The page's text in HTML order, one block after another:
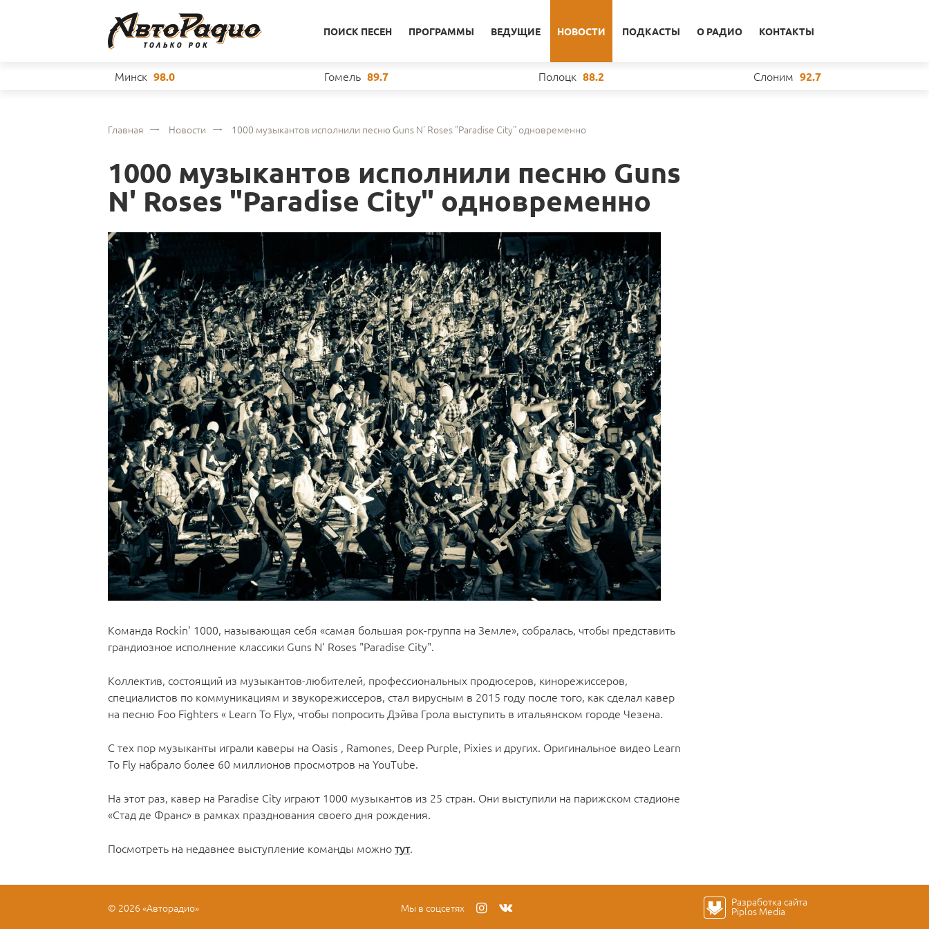
ПОИСК ПЕСЕН ПРОГРАММЫ ВЕДУЩИЕ НОВОСТИ ПОДКАСТЫ О РАДИО КОНТАКТЫ
Минск 98.0 Гомель 89.7 Полоцк 88.2 Слоним 92.7
Главная Новости 1000 музыкантов исполнили песню Guns N' Roses "Paradise City" одновременно
1000 музыкантов исполнили песню Guns
N' Roses "Paradise City" одновременно
Команда Rockin' 1000, называющая себя «самая большая рок-группа на Земле», собралась, чтобы представить
грандиозное исполнение классики Guns N' Roses "Paradise City".
Коллектив, состоящий из музыкантов-любителей, профессиональных продюсеров, кинорежиссеров,
специалистов по коммуникациям и звукорежиссеров, стал вирусным в 2015 году после того, как сделал кавер
на песню Foo Fighters « Learn To Fly», чтобы попросить Дэйва Грола выступить в итальянском городе Чезена.
С тех пор музыканты играли каверы на Oasis , Ramones, Deep Purple, Pixies и других. Оригинальное видео Learn
To Fly набрало более 60 миллионов просмотров на YouTube.
На этот раз, кавер на Paradise City играют 1000 музыкантов из 25 стран. Они выступили на парижском стадионе
«Стад де Франс» в рамках празднования своего дня рождения.
Посмотреть на недавнее выступление команды можнотут.
© 2026 «Авторадио» Мы в соцсетях Разработка сайта
Piplos Media